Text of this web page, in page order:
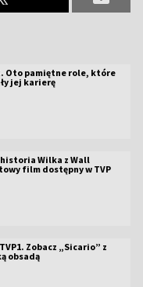
Oto pamiętne role, które
jej karierę
Wilka z Wall
film dostępny w TVP
Zobacz „Sicario” z
obsadą